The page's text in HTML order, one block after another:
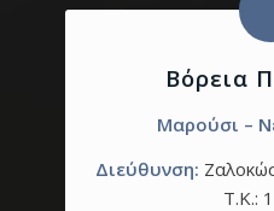
Βόρεια
Μαρούσι –
Διεύθυνση:
T.K.: